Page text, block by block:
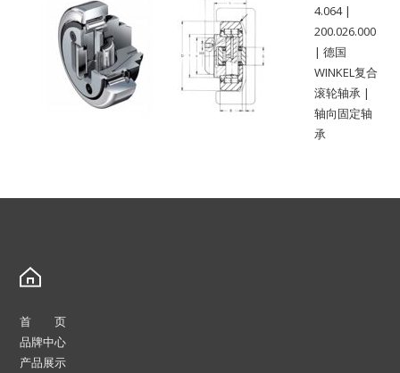
4.064 |
200.026.000
| 德国
WINKEL复合
滚轮轴承 |
轴向固定轴
承
首 页
品牌中心
产品展示